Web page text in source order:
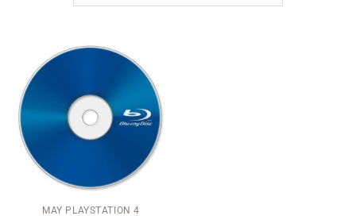
MÁY PLAYSTATION 4